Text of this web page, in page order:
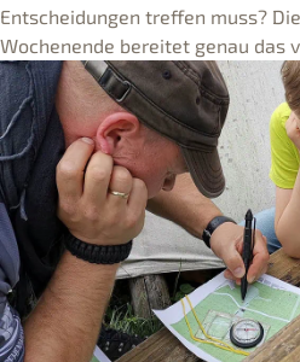
Entscheidungen treffen muss?
Wochenende bereitet genau das